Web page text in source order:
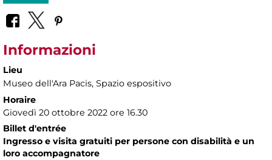
Informazioni
Lieu
Museo dell'Ara Pacis, Spazio espositivo
Horaire
Giovedì 20 ottobre 2022 ore 16.30
Billet d'entrée
Ingresso e visita gratuiti per persone con disabilità e un
loro accompagnatore